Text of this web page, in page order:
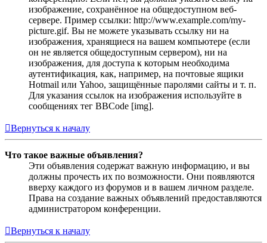
изображение, сохранённое на общедоступном веб-
сервере. Пример ссылки: http://www.example.com/my-
picture.gif. Вы не можете указывать ссылку ни на
изображения, хранящиеся на вашем компьютере (если
он не является общедоступным сервером), ни на
изображения, для доступа к которым необходима
аутентификация, как, например, на почтовые ящики
Hotmail или Yahoo, защищённые паролями сайты и т. п.
Для указания ссылок на изображения используйте в
сообщениях тег BBCode [img].
Вернуться к началу
Что такое важные объявления?
Эти объявления содержат важную информацию, и вы
должны прочесть их по возможности. Они появляются
вверху каждого из форумов и в вашем личном разделе.
Права на создание важных объявлений предоставляются
администратором конференции.
Вернуться к началу